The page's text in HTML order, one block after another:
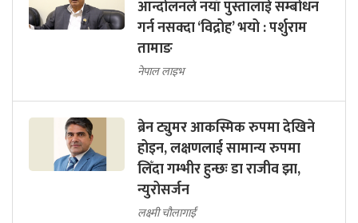
आन्दोलनले नयाँ पुस्तालाई सम्बोधन
गर्न नसक्दा ‘विद्रोह’ भयो : पर्शुराम
तामाङ
नेपाल लाइभ
ब्रेन ट्युमर आकस्मिक रुपमा देखिने
होइन, लक्षणलाई सामान्य रुपमा
लिँदा गम्भीर हुन्छः डा राजीव झा,
न्युरोसर्जन
लक्ष्मी चौलागाईं